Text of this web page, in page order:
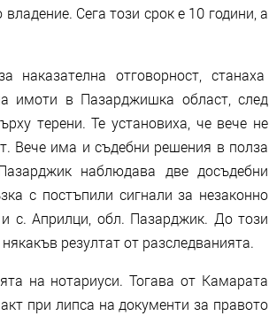
Сега този срок е 10 години, а
отговорност, станаха
имоти в Пазарджишка област, след
терени. Те установиха, че вече не
Вече има и съдебни решения в полза
наблюдава две досъдебни
с постъпили сигнали за незаконно
с. Априлци, обл. Пазарджик. До този
резултат от разследванията.
на нотариуси. Тогава от Камарата
при липса на документи за правото